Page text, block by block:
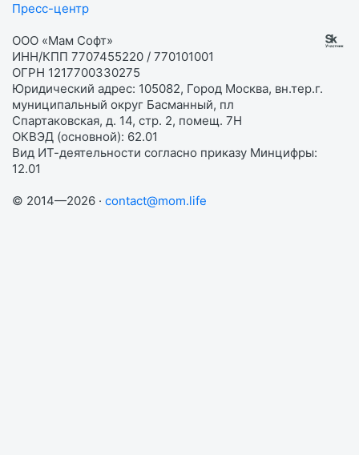
Пресс-центр
ООО «Мам Софт»
ИНН/КПП 7707455220 / 770101001
ОГРН 1217700330275
Юридический адрес: 105082, Город Москва, вн.тер.г.
муниципальный округ Басманный, пл
Спартаковская, д. 14, стр. 2, помещ. 7Н
ОКВЭД (основной): 62.01
Вид ИТ-деятельности согласно приказу Минцифры:
12.01
© 2014—2026 · contact@mom.life